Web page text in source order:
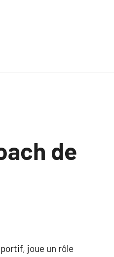
de
joue un rôle